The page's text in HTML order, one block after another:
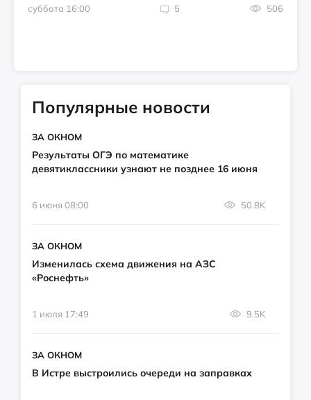
суббота 16:00 5 506
Популярные новости
ЗА ОКНОМ
Результаты ОГЭ по математике
девятиклассники узнают не позднее 16 июня
6 июня 08:00 50.8K
ЗА ОКНОМ
Изменилась схема движения на АЗС
«Роснефть»
1 июля 17:49 9.5K
ЗА ОКНОМ
В Истре выстроились очереди на заправках